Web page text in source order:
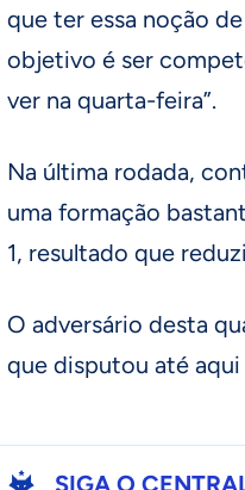
que ter essa noção
objetivo é ser
ver na quarta-feira”.
Na última rodada,
uma formação
1, resultado que
O adversário desta
que disputou até
SIGA O